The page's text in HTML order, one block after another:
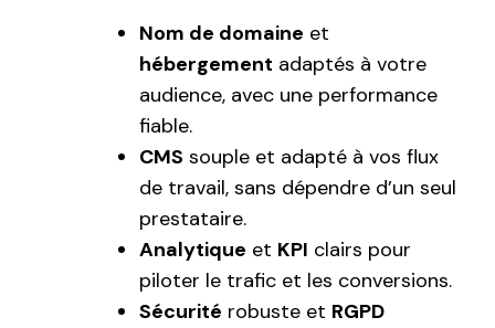
Nom de domaine et
hébergement adaptés à votre
audience, avec une performance
fiable.
CMS souple et adapté à vos flux
de travail, sans dépendre d’un seul
prestataire.
Analytique et KPI clairs pour
piloter le trafic et les conversions.
Sécurité robuste et RGPD